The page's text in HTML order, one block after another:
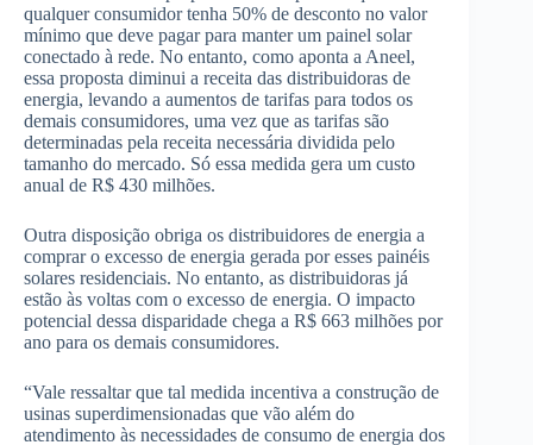
qualquer consumidor tenha 50% de desconto no valor
mínimo que deve pagar para manter um painel solar
conectado à rede. No entanto, como aponta a Aneel,
essa proposta diminui a receita das distribuidoras de
energia, levando a aumentos de tarifas para todos os
demais consumidores, uma vez que as tarifas são
determinadas pela receita necessária dividida pelo
tamanho do mercado. Só essa medida gera um custo
anual de R$ 430 milhões.
Outra disposição obriga os distribuidores de energia a
comprar o excesso de energia gerada por esses painéis
solares residenciais. No entanto, as distribuidoras já
estão às voltas com o excesso de energia. O impacto
potencial dessa disparidade chega a R$ 663 milhões por
ano para os demais consumidores.
“Vale ressaltar que tal medida incentiva a construção de
usinas superdimensionadas que vão além do
atendimento às necessidades de consumo de energia dos